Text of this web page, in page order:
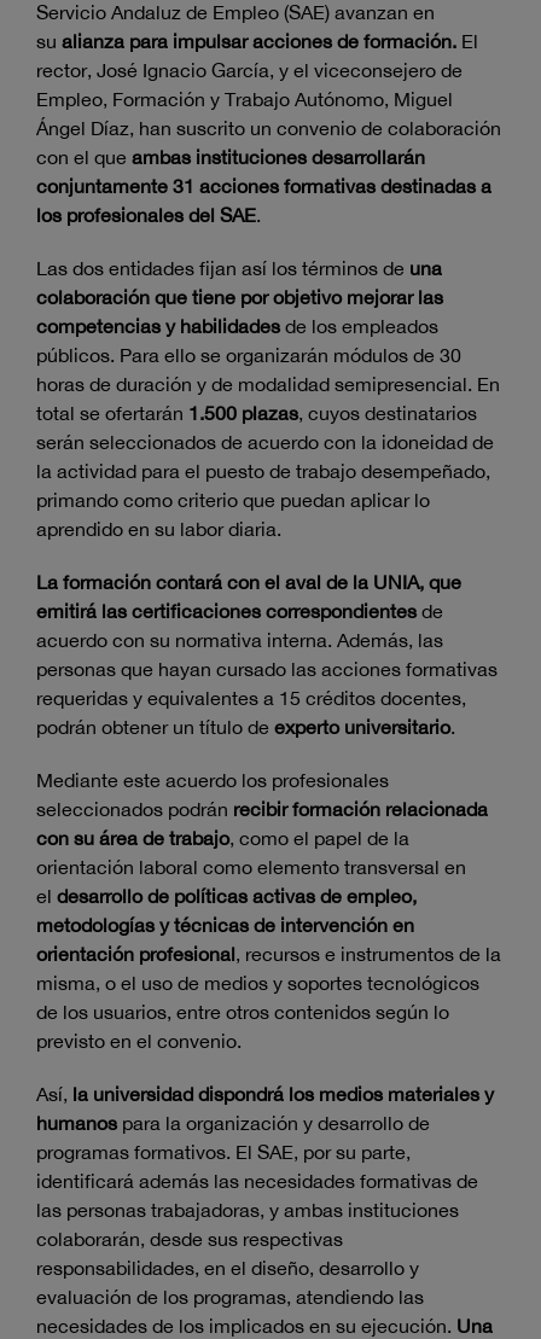
Servicio Andaluz de Empleo (SAE) avanzan en
su alianza para impulsar acciones de formación. El
rector, José Ignacio García, y el viceconsejero de
Empleo, Formación y Trabajo Autónomo, Miguel
Ángel Díaz, han suscrito un convenio de colaboración
con el que ambas instituciones desarrollarán
conjuntamente 31 acciones formativas destinadas a
los profesionales del SAE.
Las dos entidades fijan así los términos de una
colaboración que tiene por objetivo mejorar las
competencias y habilidades de los empleados
públicos. Para ello se organizarán módulos de 30
horas de duración y de modalidad semipresencial. En
total se ofertarán 1.500 plazas, cuyos destinatarios
serán seleccionados de acuerdo con la idoneidad de
la actividad para el puesto de trabajo desempeñado,
primando como criterio que puedan aplicar lo
aprendido en su labor diaria.
La formación contará con el aval de la UNIA, que
emitirá las certificaciones correspondientes de
acuerdo con su normativa interna. Además, las
personas que hayan cursado las acciones formativas
requeridas y equivalentes a 15 créditos docentes,
podrán obtener un título de experto universitario.
Mediante este acuerdo los profesionales
seleccionados podrán recibir formación relacionada
con su área de trabajo, como el papel de la
orientación laboral como elemento transversal en
el desarrollo de políticas activas de empleo,
metodologías y técnicas de intervención en
orientación profesional, recursos e instrumentos de la
misma, o el uso de medios y soportes tecnológicos
de los usuarios, entre otros contenidos según lo
previsto en el convenio.
Así, la universidad dispondrá los medios materiales y
humanos para la organización y desarrollo de
programas formativos. El SAE, por su parte,
identificará además las necesidades formativas de
las personas trabajadoras, y ambas instituciones
colaborarán, desde sus respectivas
responsabilidades, en el diseño, desarrollo y
evaluación de los programas, atendiendo las
necesidades de los implicados en su ejecución. Una